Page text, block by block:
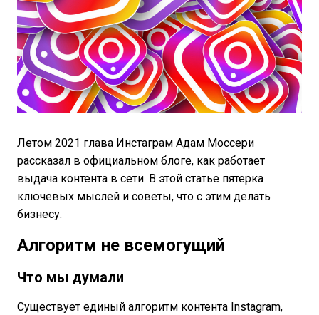
Летом 2021 глава Инстаграм Адам Моссери
рассказал в официальном блоге, как работает
выдача контента в сети. В этой статье пятерка
ключевых мыслей и советы, что с этим делать
бизнесу.
Алгоритм не всемогущий
Что мы думали
Существует единый алгоритм контента Instagram,